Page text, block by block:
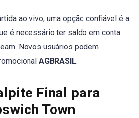
ao vivo, uma opção confiável é a
é necessário ter saldo em conta
Novos usuários podem
AGBRASIL.
Final para
Town